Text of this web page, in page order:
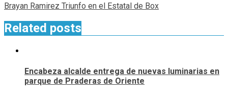
Brayan Ramirez Triunfo en el Estatal de Box
Related posts
Encabeza alcalde entrega de nuevas luminarias en
parque de Praderas de Oriente